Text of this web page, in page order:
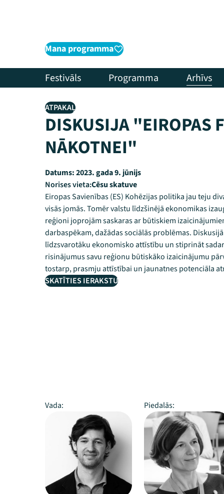
Mana programma
Festivāls Programma Arhīvs
ATPAKAĻ
DISKUSIJA "EIROPAS
NĀKOTNEI"
Datums:2023. gada 9. jūnijs
Norises vieta:Cēsu skatuve
Eiropas Savienības (ES) Kohēzijas politika jau teju
visās jomās. Tomēr valstu līdzšinējā ekonomikas
reģioni joprojām saskaras ar būtiskiem
darbaspēkam, dažādas sociālās problēmas.
līdzsvarotāku ekonomisko attīstību un stiprināt
risinājumus savu reģionu būtiskāko izaicinājumu
tostarp, prasmju attīstībai un jaunatnes potenciāla
SKATĪTIES IERAKSTU
Vada:
Piedalās: